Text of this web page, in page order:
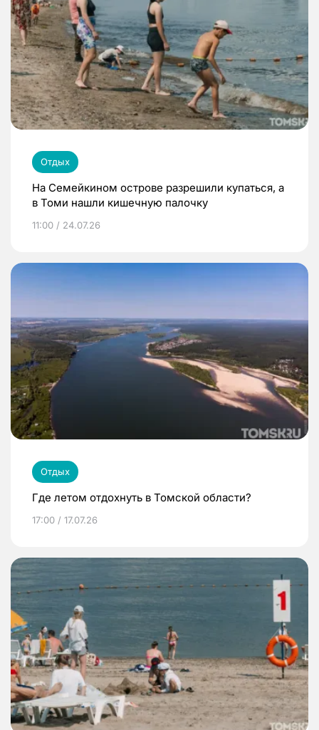
Отдых
На Семейкином острове разрешили купаться, а
в Томи нашли кишечную палочку
11:00 / 24.07.26
Отдых
Где летом отдохнуть в Томской области?
17:00 / 17.07.26